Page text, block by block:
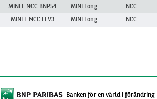
MINI L NCC BNP54 MINI Long NCC
MINI L NCC LEV3 MINI Long NCC
Banken för en värld i förändring